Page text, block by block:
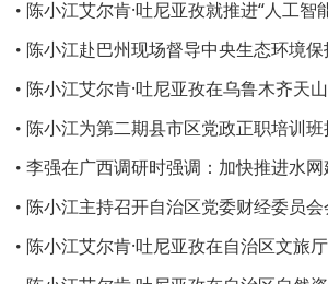
陈小江艾尔肯·吐尼亚孜就推进“人工智能+”工作深
陈小江赴巴州现场督导中央生态环境保护督察重点问题整
陈小江艾尔肯·吐尼亚孜在乌鲁木齐天山国际机
陈小江为第二期县市区党政正职培训
李强在广西调研时强调：加快推进水网建设 全面提升综合效益 为经济社会发展提供基础支撑
陈小江主持召开自治区党委财经委员会
陈小江艾尔肯·吐尼亚孜在自治区文旅厅调